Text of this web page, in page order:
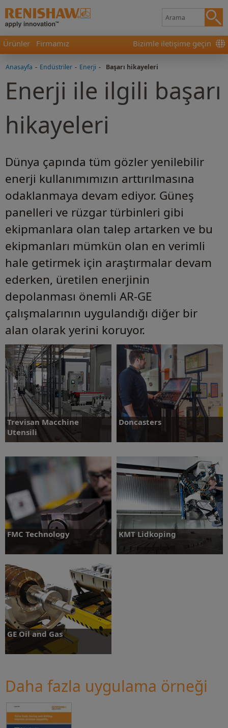
Ürünler Firmamız Bizimle iletişime geçin
Anasayfa - Endüstriler - Enerji - Başarı hikayeleri
Enerji ile ilgili başarı
hikayeleri
Dünya çapında tüm gözler yenilebilir
enerji kullanımımızın arttırılmasına
odaklanmaya devam ediyor. Güneş
panelleri ve rüzgar türbinleri gibi
ekipmanlara olan talep artarken ve bu
ekipmanları mümkün olan en verimli
hale getirmek için araştırmalar devam
ederken, üretilen enerjinin
depolanması önemli AR-GE
çalışmalarının uygulandığı diğer bir
alan olarak yerini koruyor.
Trevisan Macchine
Utensili
Daha fazlasını öğrenin
Doncasters
Daha fazlasını öğrenin
FMC Technology
Daha fazlasını öğrenin
KMT Lidkoping
GE Oil and Gas
Daha fazlasını öğrenin
Daha fazla uygulama örneği